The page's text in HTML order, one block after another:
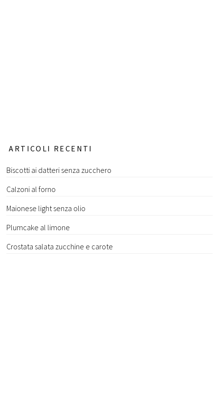
ARTICOLI RECENTI
Biscotti ai datteri senza zucchero
Calzoni al forno
Maionese light senza olio
Plumcake al limone
Crostata salata zucchine e carote